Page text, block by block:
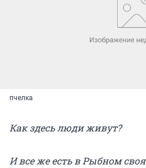
пчелка
Как здесь люди живут?
И все же есть в Рыбном своя